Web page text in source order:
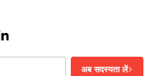
अब सदस्यता लें